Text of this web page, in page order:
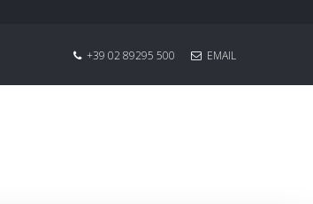
+39 02 89295 500 EMAIL